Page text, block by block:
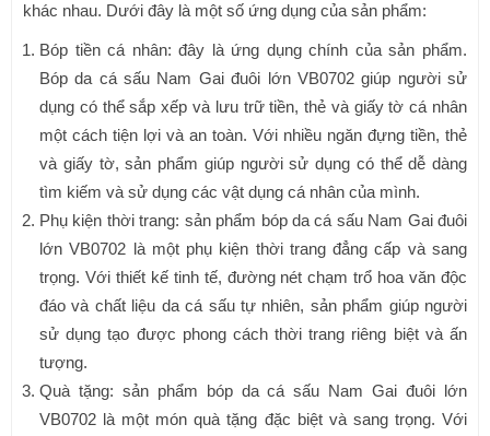
khác nhau. Dưới đây là một số ứng dụng của sản phẩm:
Bóp tiền cá nhân: đây là ứng dụng chính của sản phẩm.
Bóp da cá sấu Nam Gai đuôi lớn VB0702 giúp người sử
dụng có thể sắp xếp và lưu trữ tiền, thẻ và giấy tờ cá nhân
một cách tiện lợi và an toàn. Với nhiều ngăn đựng tiền, thẻ
và giấy tờ, sản phẩm giúp người sử dụng có thể dễ dàng
tìm kiếm và sử dụng các vật dụng cá nhân của mình.
Phụ kiện thời trang: sản phẩm bóp da cá sấu Nam Gai đuôi
lớn VB0702 là một phụ kiện thời trang đẳng cấp và sang
trọng. Với thiết kế tinh tế, đường nét chạm trổ hoa văn độc
đáo và chất liệu da cá sấu tự nhiên, sản phẩm giúp người
sử dụng tạo được phong cách thời trang riêng biệt và ấn
tượng.
Quà tặng: sản phẩm bóp da cá sấu Nam Gai đuôi lớn
VB0702 là một món quà tặng đặc biệt và sang trọng. Với